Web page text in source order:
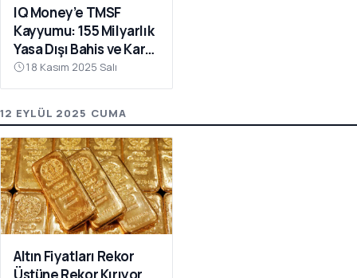
IQ Money’e TMSF
Kayyumu: 155 Milyarlık
Yasa Dışı Bahis ve Kara
Para Operasyonu
18 Kasım 2025 Salı
12 EYLÜL 2025 CUMA
Altın Fiyatları Rekor
Üstüne Rekor Kırıyor